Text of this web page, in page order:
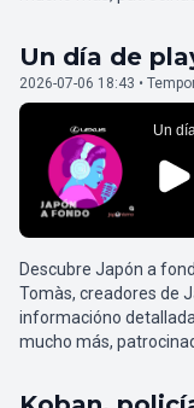
Un día de
2026-07-06 18:43 •
Descubre Japón a
Tomàs, creadores de
informacióno
mucho más,